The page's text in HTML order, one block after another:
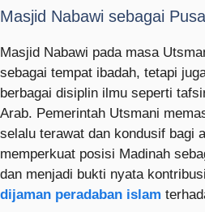
Masjid Nabawi sebagai
Masjid Nabawi pada masa
sebagai tempat ibadah, tetapi
berbagai disiplin ilmu seperti
Arab. Pemerintah Utsmani
selalu terawat dan kondusif bagi
memperkuat posisi Madinah
dan menjadi bukti nyata kontribusi
dijaman peradaban islam